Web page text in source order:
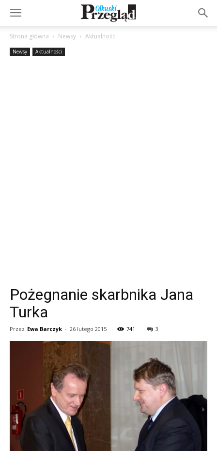
Strona główna Newsy Aktualności
Newsy Aktualności
Pożegnanie skarbnika Jana
Turka
Przez Ewa Barczyk - 26 lutego 2015 741 3